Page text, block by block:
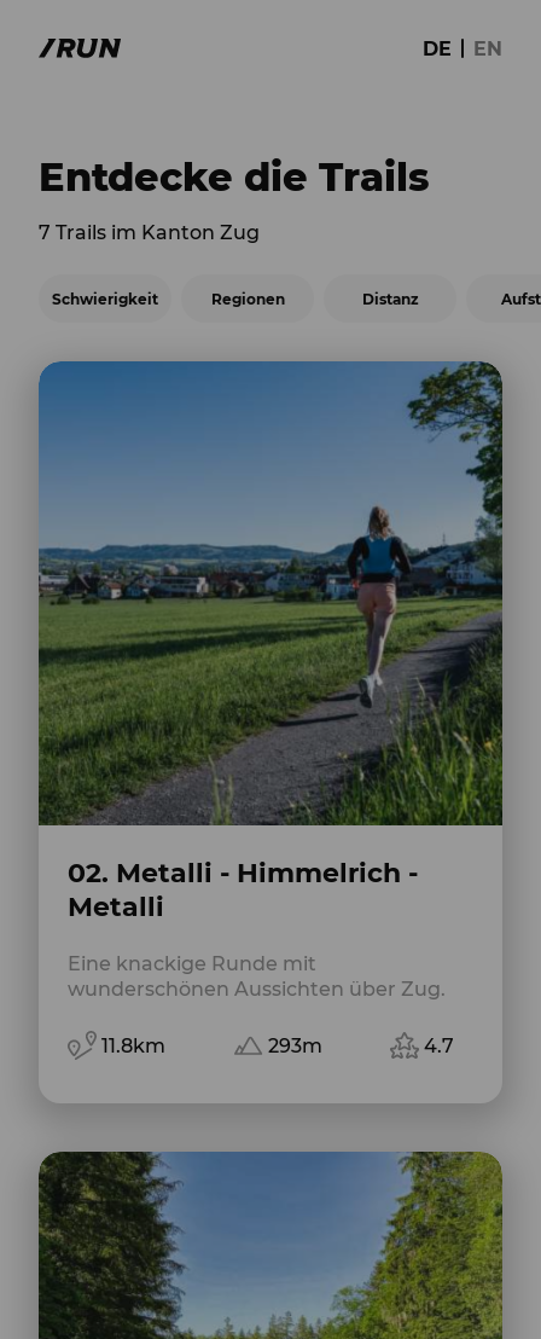
DE EN
Entdecke die Trails
7 Trails im Kanton Zug
Schwierigkeit Regionen Distanz
02. Metalli - Himmelrich -
Metalli
Eine knackige Runde mit
wunderschönen Aussichten über Zug.
11.8km 293m 4.7